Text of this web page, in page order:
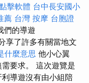
擊軟體 台中長安國小
薦 台灣 按摩 台胞證
們的導遊
享了許多有關當地文
什麼意思 他小心翼
要求。 這次遊覽是
導遊沒有由小組陪